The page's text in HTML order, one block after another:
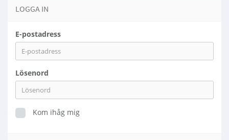
LOGGA IN
E-postadress
Lösenord
Kom ihåg mig